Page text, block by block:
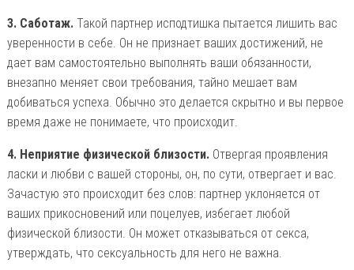
3. Саботаж.Такой партнер исподтишка пытается лишить вас
уверенности в себе. Он не признает ваших достижений, не
дает вам самостоятельно выполнять ваши обязанности,
внезапно меняет свои требования, тайно мешает вам
добиваться успеха. Обычно это делается скрытно и вы первое
время даже не понимаете, что происходит.
4. Неприятие физической близости.Отвергая проявления
ласки и любви с вашей стороны, он, по сути, отвергает и вас.
Зачастую это происходит без слов: партнер уклоняется от
ваших прикосновений или поцелуев, избегает любой
физической близости. Он может отказываться от секса,
утверждать, что сексуальность для него не важна.